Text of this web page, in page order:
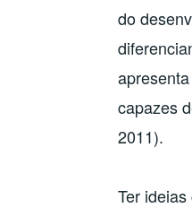
do
capazes
2011).
Ter